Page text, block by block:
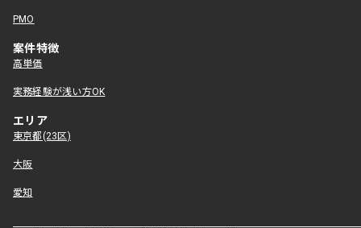
PMO
案件特徴
高単価
実務経験が浅い方OK
エリア
東京都(23区)
大阪
愛知